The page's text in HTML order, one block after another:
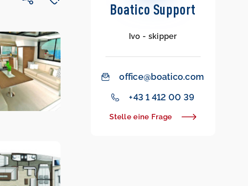
Boatico Support
Ivo - skipper
office@boatico.com
+43 1 412 00 39
Stelle eine Frage